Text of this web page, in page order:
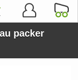
packer